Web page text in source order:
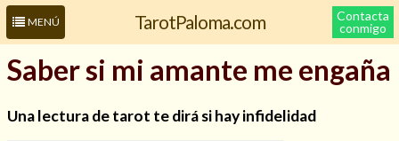
MENÚ TarotPaloma.com
Contacta
conmigo
Saber si mi amante me engaña
Una lectura de tarot te dirá si hay infidelidad